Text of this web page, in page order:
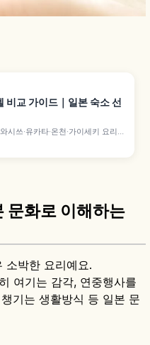
비교 가이드｜일본 숙소 선
시쓰·유카타·온천·가이세키 요리로
험을 중시하는 숙소이고, 호텔은
지가 폭넓고 자유도가 높은 형태입
문화로 이해하는
소박한 요리예요.
여기는 감각, 연중행사를
기는 생활방식 등 일본 문